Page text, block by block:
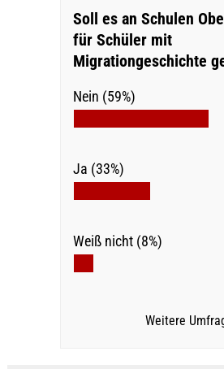
Soll es an Schulen
für Schüler mit
Migrationgeschichte
Nein (59%)
Ja (33%)
Weiß nicht (8%)
Weitere